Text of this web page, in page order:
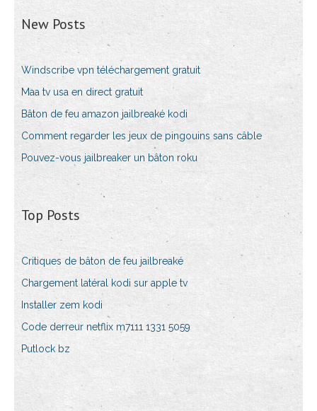
New Posts
Windscribe vpn téléchargement gratuit
Maa tv usa en direct gratuit
Bâton de feu amazon jailbreaké kodi
Comment regarder les jeux de pingouins sans câble
Pouvez-vous jailbreaker un bâton roku
Top Posts
Critiques de bâton de feu jailbreaké
Chargement latéral kodi sur apple tv
Installer zem kodi
Code derreur netflix m7111 1331 5059
Putlock bz